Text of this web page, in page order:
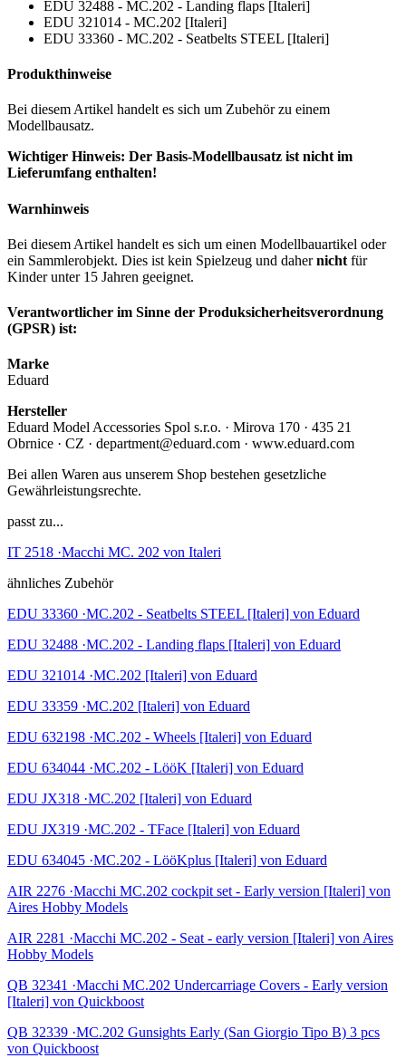
EDU 32488 - MC.202 - Landing flaps [Italeri]
EDU 321014 - MC.202 [Italeri]
EDU 33360 - MC.202 - Seatbelts STEEL [Italeri]
Produkthinweise
Bei diesem Artikel handelt es sich um Zubehör zu einem
Modellbausatz.
Wichtiger Hinweis: Der Basis-Modellbausatz ist nicht im
Lieferumfang enthalten!
Warnhinweis
Bei diesem Artikel handelt es sich um einen Modellbauartikel oder
ein Sammlerobjekt. Dies ist kein Spielzeug und dahernicht für
Kinder unter 15 Jahren geeignet.
Verantwortlicher im Sinne der Produksicherheitsverordnung
(GPSR) ist:
Marke
Eduard
Hersteller
Eduard Model Accessories Spol s.r.o. · Mirova 170 · 435 21
Obrnice · CZ · department@eduard.com · www.eduard.com
Bei allen Waren aus unserem Shop bestehen gesetzliche
Gewährleistungsrechte.
passt zu...
IT 2518 ·Macchi MC. 202 von Italeri
ähnliches Zubehör
EDU 33360 ·MC.202 - Seatbelts STEEL [Italeri] von Eduard
EDU 32488 ·MC.202 - Landing flaps [Italeri] von Eduard
EDU 321014 ·MC.202 [Italeri] von Eduard
EDU 33359 ·MC.202 [Italeri] von Eduard
EDU 632198 ·MC.202 - Wheels [Italeri] von Eduard
EDU 634044 ·MC.202 - LööK [Italeri] von Eduard
EDU JX318 ·MC.202 [Italeri] von Eduard
EDU JX319 ·MC.202 - TFace [Italeri] von Eduard
EDU 634045 ·MC.202 - LööKplus [Italeri] von Eduard
AIR 2276 ·Macchi MC.202 cockpit set - Early version [Italeri] von
Aires Hobby Models
AIR 2281 ·Macchi MC.202 - Seat - early version [Italeri] von Aires
Hobby Models
QB 32341 ·Macchi MC.202 Undercarriage Covers - Early version
[Italeri] von Quickboost
QB 32339 ·MC.202 Gunsights Early (San Giorgio Tipo B) 3 pcs
von Quickboost